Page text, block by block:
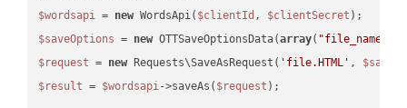
$wordsapi = new WordsApi( $clientId , $clientSecret
$saveOptions = new OTTSaveOptionsData(array( "file_name"
$request = new Requests\SaveAsRequest( 'file.HTML' ,
$result = $wordsapi->saveAs( $request );